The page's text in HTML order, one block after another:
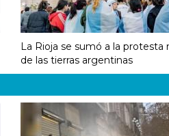
La Rioja se sumó a la protesta
de las tierras argentinas